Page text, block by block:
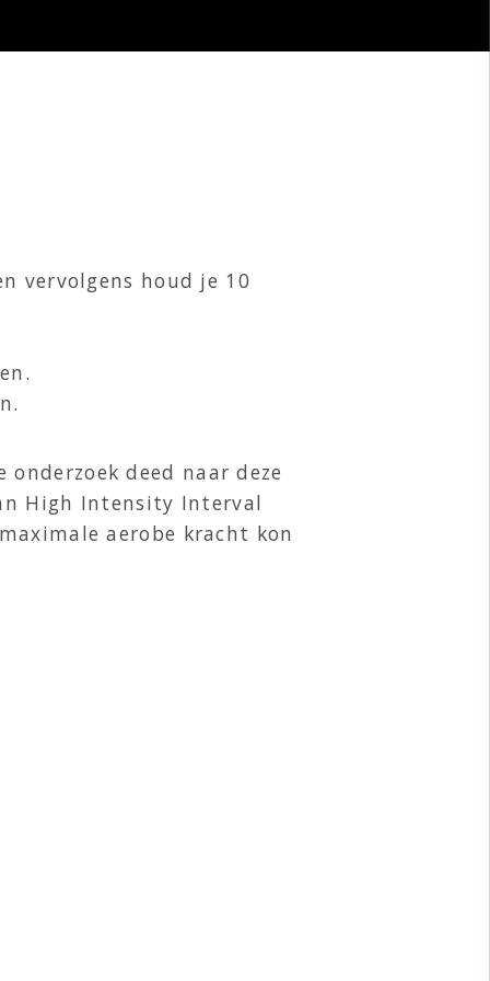
vervolgens houd je 10
deed naar deze
High Intensity Interval
aerobe kracht kon